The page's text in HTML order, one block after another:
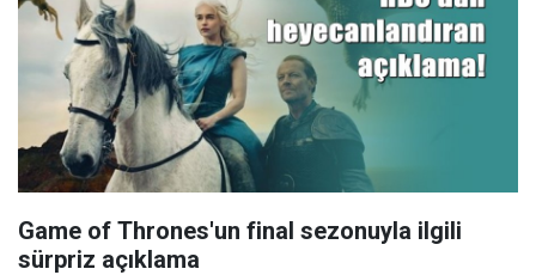
Game of Thrones'un final sezonuyla ilgili
sürpriz açıklama